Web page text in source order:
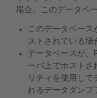
場合、このデータベ
このデータベース
ストされている場
データベースが、
ーバ上でホストさ
リティを使用して
れるデータダンプ